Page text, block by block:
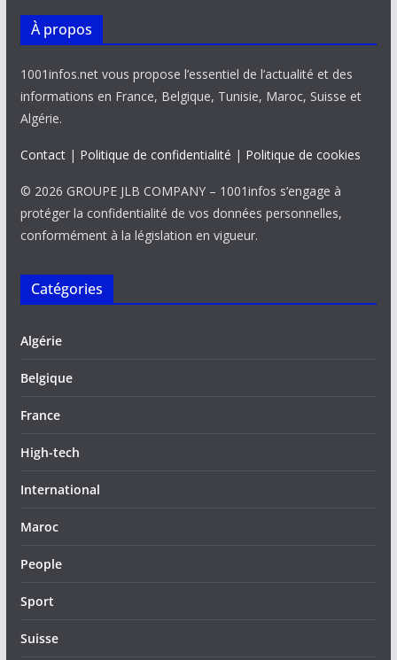
À propos
1001infos.net vous propose l’essentiel de l’actualité et des
informations en France, Belgique, Tunisie, Maroc, Suisse et
Algérie.
Contact| Politique de confidentialité | Politique de cookies
© 2026 GROUPE JLB COMPANY – 1001infos s’engage à
protéger la confidentialité de vos données personnelles,
conformément à la législation en vigueur.
Catégories
Algérie
Belgique
France
High-tech
International
Maroc
People
Sport
Suisse